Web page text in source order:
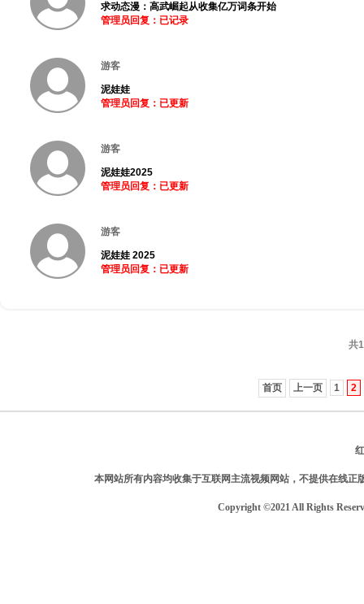
求动态漫：高武崛起从收集亿万词条开始
管理员回复：已记录
游客
泥娃娃
管理员回复：已更新
游客
泥娃娃2025
管理员回复：已更新
游客
泥娃娃 2025
管理员回复：已更新
共
首页 上一页 1 2
本网站所有内容均收集于互联网主流视频网站，不提供在线
Copyright ©2021 All Rights